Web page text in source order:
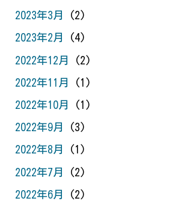
2023年3月 (2)
2023年2月 (4)
2022年12月 (2)
2022年11月 (1)
2022年10月 (1)
2022年9月 (3)
2022年8月 (1)
2022年7月 (2)
2022年6月 (2)